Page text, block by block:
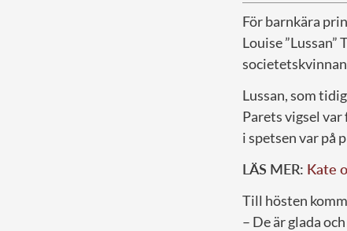
För barnkära
Louise
societetskvinnan
Lussan, som
Parets vigsel
i spetsen var på
LÄS MER: Kate
Till hösten
– De är glada